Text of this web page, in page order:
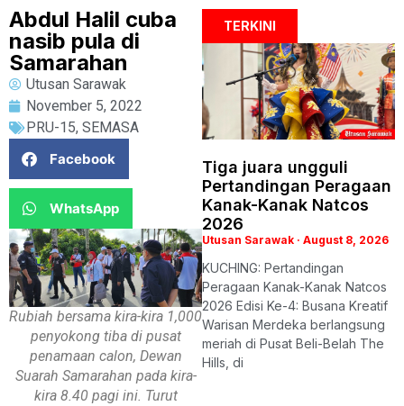
Abdul Halil cuba
nasib pula di
Samarahan
Utusan Sarawak
November 5, 2022
PRU-15, SEMASA
Facebook
WhatsApp
Rubiah bersama kira-kira 1,000
penyokong tiba di pusat
penamaan calon, Dewan
Suarah Samarahan pada kira-
kira 8.40 pagi ini. Turut
TERKINI
Tiga juara ungguli
Pertandingan Peragaan
Kanak-Kanak Natcos
2026
Utusan Sarawak August 8, 2026
KUCHING: Pertandingan
Peragaan Kanak-Kanak Natcos
2026 Edisi Ke-4: Busana Kreatif
Warisan Merdeka berlangsung
meriah di Pusat Beli-Belah The
Hills, di